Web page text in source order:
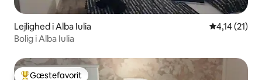
Lejlighed i Alba Iulia 4,14 ud af 5
4,14 (21)
Bolig i Alba Iulia
Gæstefavorit